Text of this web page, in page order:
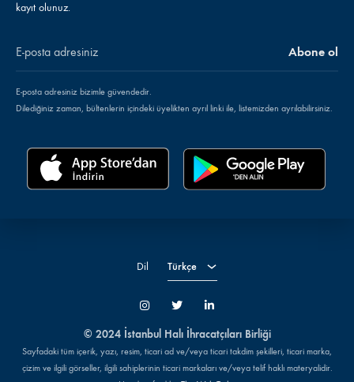
kayıt olunuz.
E-posta adresiniz bizimle güvendedir.
Dilediğiniz zaman, bültenlerin içindeki üyelikten ayrıl linki ile, listemizden ayrılabilirsiniz.
İnstagramTwitter LinkedIn
© 2024 İstanbul Halı İhracatçıları Birliği
Sayfadaki tüm içerik, yazı, resim, ticari ad ve/veya ticari takdim şekilleri, ticari marka,
çizim ve ilgili görseller, ilgili sahiplerinin ticari markaları ve/veya telif haklı materyalidir.
Dil Türkçe